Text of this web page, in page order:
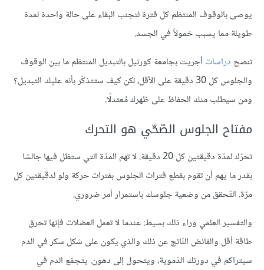
يوصى بالوقوف المنتظم كل فترة لتجنب البقاء على حالة واحدة لمدة
طويلة مما يسبب خمولاً في الجسد.
تنصح دراسات أجريت بجامعة كورنيل بالتبديل المنتظم ما بين الوقوف
والجلوس كل 30 دقيقة على الأقل، لكن كيف ستتذكّر بأنه عليك التبديل؟
ومن سيطلب منك الحفاظ على ظهرك مُعتدلّا.
مفتاح الجلوس الصّحّي هو التحرك
تحرّك لمدّة دقيقتين كل 20 دقيقة. لا تهم المدّة التي ستظل فيها جالسًا
بقدر ما يهم أن تقوم بقطع فترات الجلوس بفترات حركة ولو لدقيقتين كل
مرّة. التّحقق من وضعية جلوسك باستمرار أمر ضروري.
والتفسير العلمي وراء ذلك بسيط: عندما لا تعمل العضلات فإنها تحرق
طاقة أقل والفائض النّاتج عن ذلك والذي يكون على شكل سكر في الدم
سيتراكم في دورتك الدّموية، ويتحول إلى دهون. يتجمّع الدم في